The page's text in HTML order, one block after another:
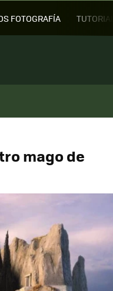
FOTOGRAFÍA
mago de